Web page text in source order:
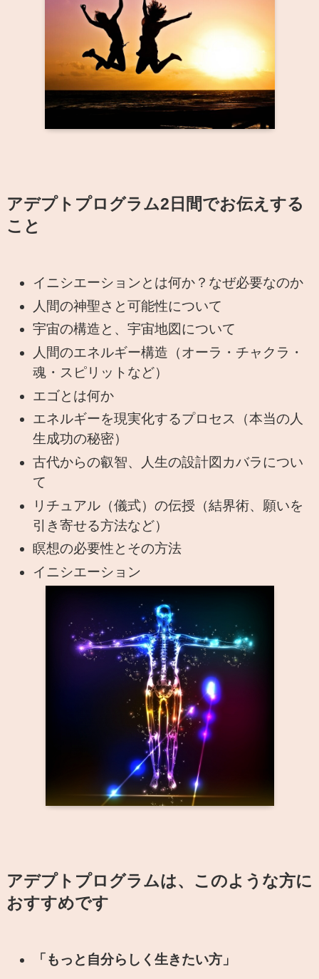
アデプトプログラム2日間でお伝えする
こと
イニシエーションとは何か？なぜ必要なのか
人間の神聖さと可能性について
宇宙の構造と、宇宙地図について
人間のエネルギー構造（オーラ・チャクラ・
魂・スピリットなど）
エゴとは何か
エネルギーを現実化するプロセス（本当の人
生成功の秘密）
古代からの叡智、人生の設計図カバラについ
て
リチュアル（儀式）の伝授（結界術、願いを
引き寄せる方法など）
瞑想の必要性とその方法
イニシエーション
アデプトプログラムは、 このような方に
おすすめです
「もっと自分らしく生きたい方」